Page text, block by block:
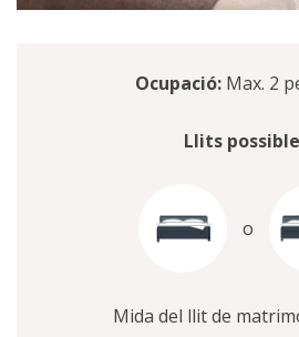
Ocupació:Max. 2
Llits
o
Mida del llit de